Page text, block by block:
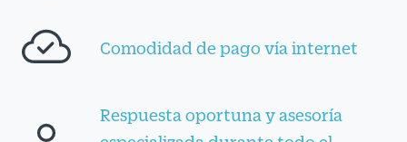
Comodidad de pago vía internet
Respuesta oportuna y asesoría